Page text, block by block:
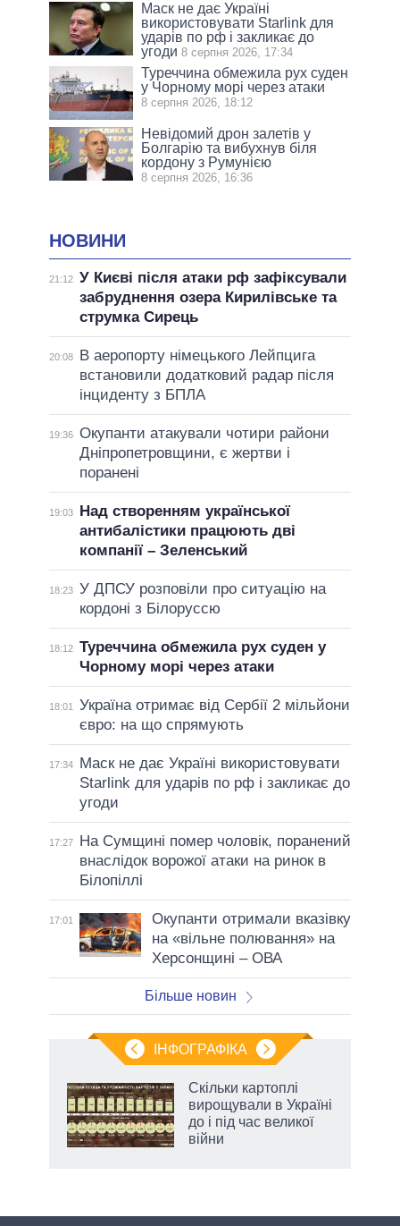
Маск не дає Україні
використовувати Starlink для
ударів по рф і закликає до
угоди 8 серпня 2026, 17:34
Туреччина обмежила рух суден
у Чорному морі через атаки
8 серпня 2026, 18:12
Невідомий дрон залетів у
Болгарію та вибухнув біля
кордону з Румунією
8 серпня 2026, 16:36
НОВИНИ
21:12 У Києві після атаки рф зафіксували
забруднення озера Кирилівське та
струмка Сирець
20:08
В аеропорту німецького Лейпцига
встановили додатковий радар після
інциденту з БПЛА
19:36 Окупанти атакували чотири райони
Дніпропетровщини, є жертви і
поранені
19:03
Над створенням української
антибалістики працюють дві
компанії – Зеленський
18:23 У ДПСУ розповіли про ситуацію на
кордоні з Білоруссю
18:12 Туреччина обмежила рух суден у
Чорному морі через атаки
18:01
Україна отримає від Сербії 2 мільйони
євро: на що спрямують
17:34
Маск не дає Україні використовувати
Starlink для ударів по рф і закликає до
угоди
17:27
На Сумщині помер чоловік, поранений
внаслідок ворожої атаки на ринок в
Білопіллі
17:01
Окупанти отримали вказівку
на «вільне полювання» на
Херсонщині – ОВА
Більше новин
ІНФОГРАФІКА
Скільки картоплі
вирощували в Україні
до і під час великої
війни